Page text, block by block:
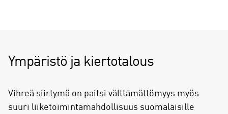
Ympäristö ja kiertotalous
Vihreä siirtymä on paitsi välttämättömyys myös
suuri liiketoimintamahdollisuus suomalaisille